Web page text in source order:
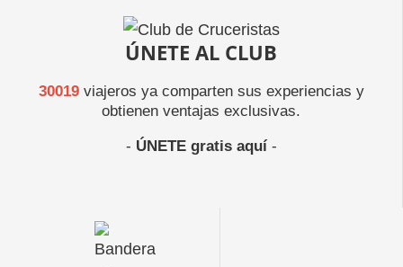
ÚNETE AL CLUB
30019viajeros ya comparten sus experiencias y
obtienen ventajas exclusivas.
- ÚNETE gratis aquí-